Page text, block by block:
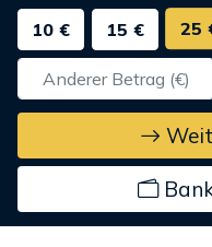
10 €
15 € 25